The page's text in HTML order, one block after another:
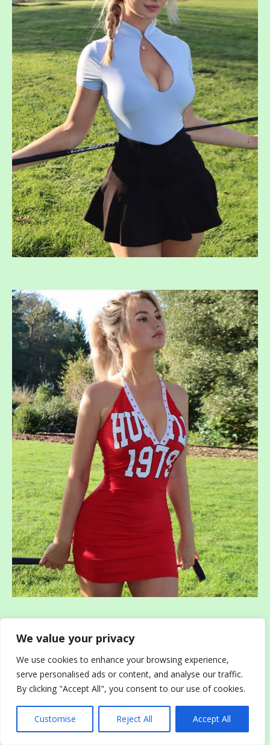
We value your privacy
We use cookies to enhance your browsing experience,
serve personalised ads or content, and analyse our traffic.
By clicking "Accept All", you consent to our use of cookies.
Customise Reject All Accept All